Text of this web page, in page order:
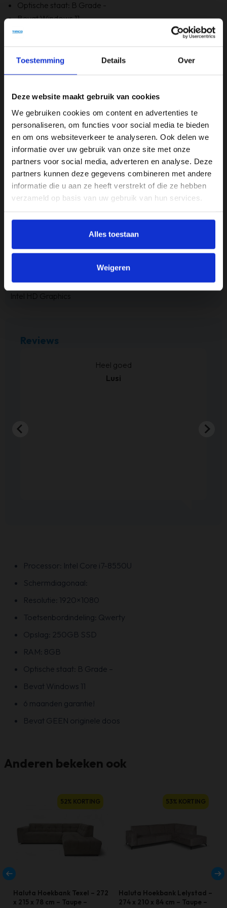
Toestemming Details Over
Deze website maakt gebruik van cookies
We gebruiken cookies om content en advertenties te
personaliseren, om functies voor social media te bieden
en om ons websiteverkeer te analyseren. Ook delen we
informatie over uw gebruik van onze site met onze
partners voor social media, adverteren en analyse. Deze
partners kunnen deze gegevens combineren met andere
informatie die u aan ze heeft verstrekt of die ze hebben
verzameld op basis van uw gebruik van hun services.
Alles toestaan
Weigeren
Optische staat: B Grade -
Bevat Windows 11
6 maanden garantie!
Merk
HP
Opslagruimte
250GB
Processor
Intel i7
8GB
Touchscreen
Videokaart
Intel HD Graphics
Reviews
Heel goed
Lusi
Processor: Intel Core i7-8550U
Schermdiagonaal:
Resolutie: 1920×1080
Toetsenbordindeling: Qwerty
Opslag: 250GB SSD
RAM: 8GB
Optische staat: B Grade –
Bevat Windows 11
6 maanden garantie!
Bevat GEEN originele doos
Anderen bekeken ook
Haluta Hoekbank Texel – 272
x 215 x 78 cm – Taupe –
52% KORTING
Haluta Hoekbank Lelystad –
274 x 210 x 84 cm – Taupe –
53% KORTING